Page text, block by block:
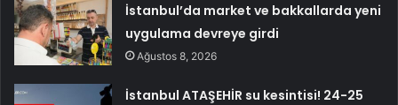
İstanbul’da market ve bakkallarda yeni
uygulama devreye girdi
Ağustos 8, 2026
İstanbul ATAŞEHİR su kesintisi! 24-25